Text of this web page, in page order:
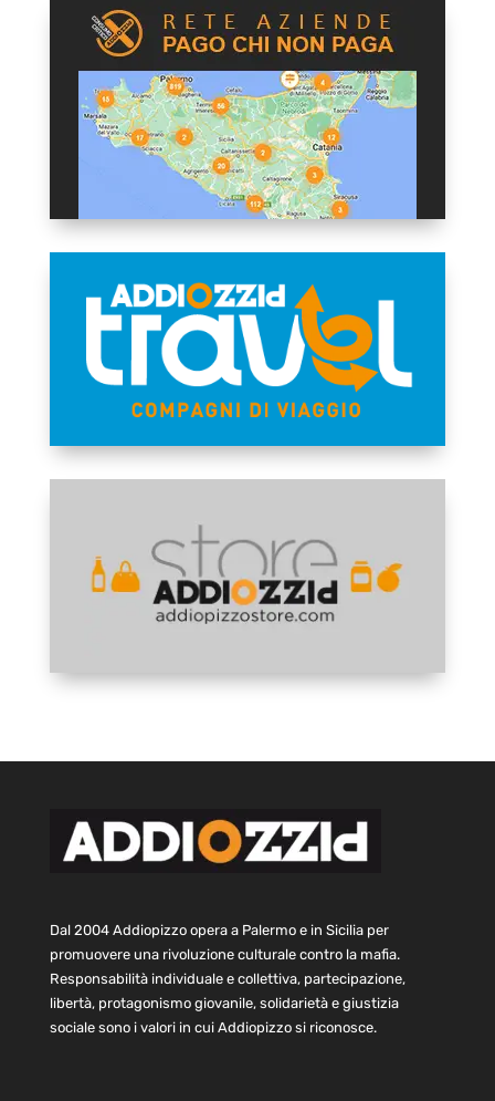
Dal 2004 Addiopizzo opera a Palermo e in Sicilia per
promuovere una rivoluzione culturale contro la mafia.
Responsabilità individuale e collettiva, partecipazione,
libertà, protagonismo giovanile, solidarietà e giustizia
sociale sono i valori in cui Addiopizzo si riconosce.